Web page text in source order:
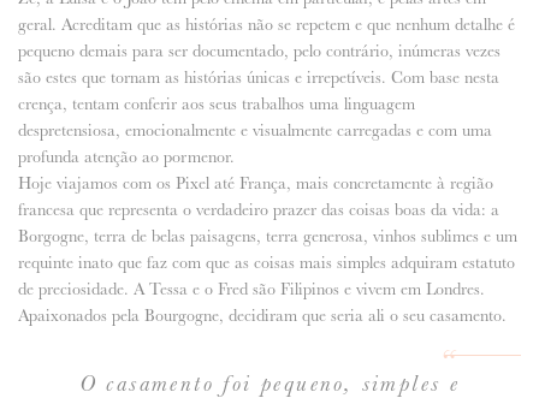
FORNECEDORES RECOMENDADOS
ANUNCIE CONNOSCO
geral. Acreditam que as histórias não se repetem e que nenhum detalhe é
pequeno demais para ser documentado, pelo contrário, inúmeras vezes
são estes que tornam as histórias únicas e irrepetíveis. Com base nesta
crença, tentam conferir aos seus trabalhos uma linguagem
despretensiosa, emocionalmente e visualmente carregadas e com uma
profunda atenção ao pormenor.
Hoje viajamos com os Pixel até França, mais concretamente à região
francesa que representa o verdadeiro prazer das coisas boas da vida: a
Borgogne, terra de belas paisagens, terra generosa, vinhos sublimes e um
requinte inato que faz com que as coisas mais simples adquiram estatuto
de preciosidade. A Tessa e o Fred são Filipinos e vivem em Londres.
Apaixonados pela Bourgogne, decidiram que seria ali o seu casamento.
O casamento foi pequeno, simples e